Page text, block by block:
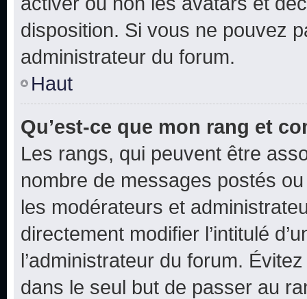
disposition. Si vous ne pouvez
administrateur du forum.
Haut
Qu’est-ce que mon rang et
Les rangs, qui peuvent être
nombre de messages postés
les modérateurs et
directement modifier l’intitulé
l’administrateur du forum.
dans le seul but de passer au